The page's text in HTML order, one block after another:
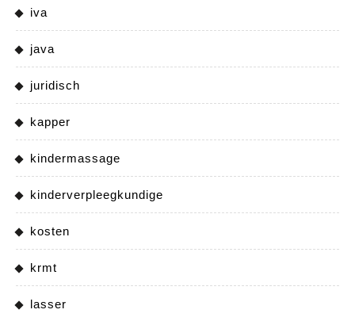
iva
java
juridisch
kapper
kindermassage
kinderverpleegkundige
kosten
krmt
lasser